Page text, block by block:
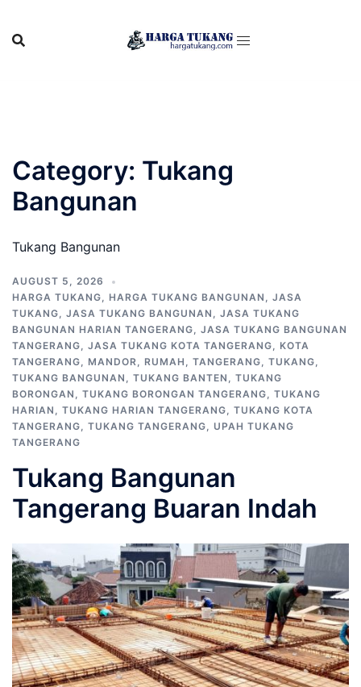
content
Category: Tukang
Bangunan
Tukang Bangunan
AUGUST 5, 2026
HARGA TUKANG, HARGA TUKANG BANGUNAN , JASA
TUKANG, JASA TUKANG BANGUNAN , JASA TUKANG
BANGUNAN HARIAN TANGERANG, JASA TUKANG BANGUNAN
TANGERANG, JASA TUKANG KOTA TANGERANG, KOTA
TANGERANG, MANDOR, RUMAH , TANGERANG, TUKANG,
TUKANG BANGUNAN , TUKANG BANTEN , TUKANG
BORONGAN , TUKANG BORONGAN TANGERANG, TUKANG
HARIAN , TUKANG HARIAN TANGERANG, TUKANG KOTA
TANGERANG, TUKANG TANGERANG, UPAH TUKANG
TANGERANG
Tukang Bangunan
Tangerang Buaran Indah